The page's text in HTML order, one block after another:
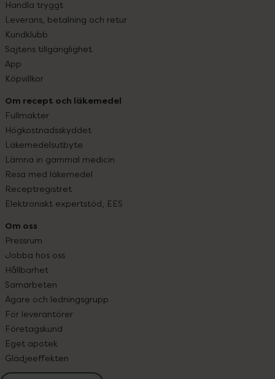
Handla tryggt
Leverans, betalning och retur
Kundklubb
Sajtens tillgänglighet
App
Köpvillkor
Om recept och läkemedel
Fullmakter
Högkostnadsskyddet
Läkemedelsutbyte
Lämna in gammal medicin
Resa med läkemedel
Receptregistret
Elektroniskt expertstöd, EES
Om oss
Pressrum
Jobba hos oss
Hållbarhet
Samarbeten
Ägare och ledningsgrupp
För leverantörer
Företagskund
Eget apotek
Glädjeeffekten